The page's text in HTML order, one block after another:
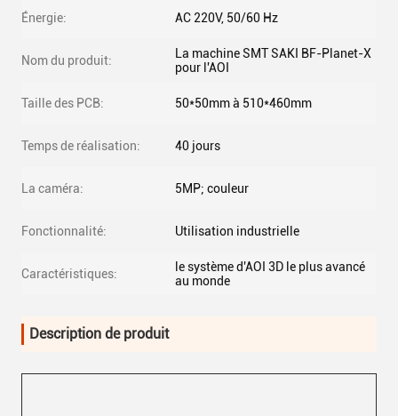
Énergie: AC 220V, 50/60 Hz
Nom du produit:
La machine SMT SAKI BF-Planet-X
pour l'AOI
Taille des PCB: 50*50mm à 510*460mm
Temps de réalisation: 40 jours
La caméra: 5MP; couleur
Fonctionnalité: Utilisation industrielle
Caractéristiques:
le système d'AOI 3D le plus avancé
au monde
Description de produit